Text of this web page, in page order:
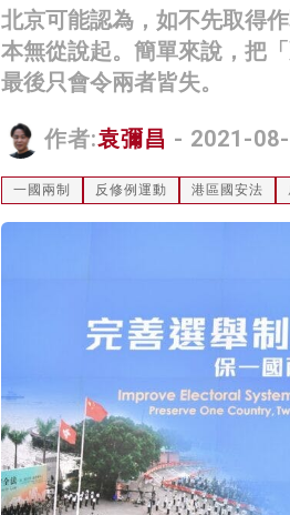
北京可能認為，如不先取得
本無從說起。簡單來說，把
最後只會令兩者皆失。
作者:袁彌昌 - 2021-
一國兩制 反修例運動 港區國安法